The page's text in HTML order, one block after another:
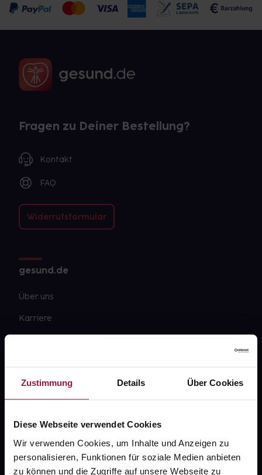
Zustimmung Details Über Cookies
Diese Webseite verwendet Cookies
Wir verwenden Cookies, um Inhalte und Anzeigen zu
personalisieren, Funktionen für soziale Medien anbieten
zu können und die Zugriffe auf unsere Webseite zu
Fragen zu Deiner Bestellung?
Kontakt
FAQ
Widerrufsformular
gesund.de
Über uns
Karriere
PAYBACK
Sanitätshäuser
Datenschutz
AGB